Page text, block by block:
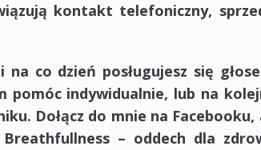
kontakt telefoniczny,
co dzień posługujesz się
pomóc indywidualnie, lub na
Dołącz do mnie na Facebooku,
Breathfullness – oddech dla